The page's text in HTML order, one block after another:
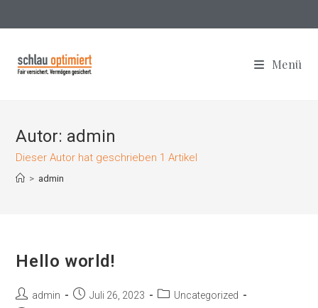
Menü
Autor: admin
Dieser Autor hat geschrieben 1 Artikel
> admin
Hello world!
admin Juli 26, 2023
Uncategorized